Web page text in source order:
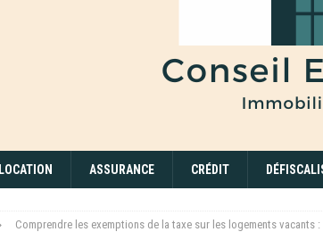
LOCATION ASSURANCE CRÉDIT
Comprendre les exemptions de la taxe sur les logements vacants